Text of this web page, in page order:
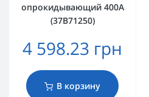
опрокидывающий 400А
(37В71250)
4 598.23 грн
В корзину